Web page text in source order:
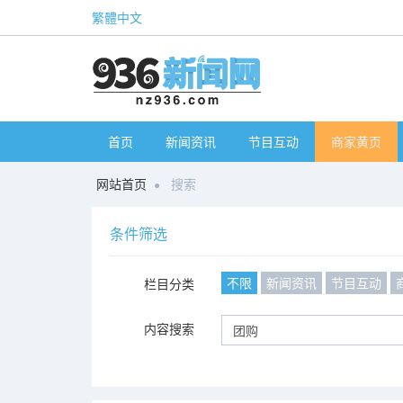
繁體中文
首页 新闻资讯 节目互动 商家黄页
网站首页 搜索
条件筛选
栏目分类 不限 新闻资讯 节目互动
内容搜索